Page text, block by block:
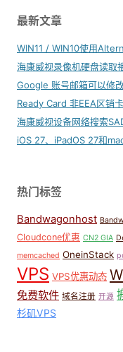
最新文章
WIN11 / WIN10使用
海康威视录像机硬盘读取
Google 账号邮箱可以修
Ready Card 非EEA区销
海康威视设备网络搜索
iOS 27、iPadOS 27和
热门标签
Bandwagonhost
Cloudcone优惠 CN2 GIA
memcached OneinStack
VPS VPS优惠动态
免费软件 域名注册 开源
杉矶VPS